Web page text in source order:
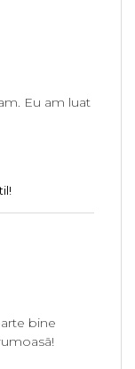
Eu am luat
bine